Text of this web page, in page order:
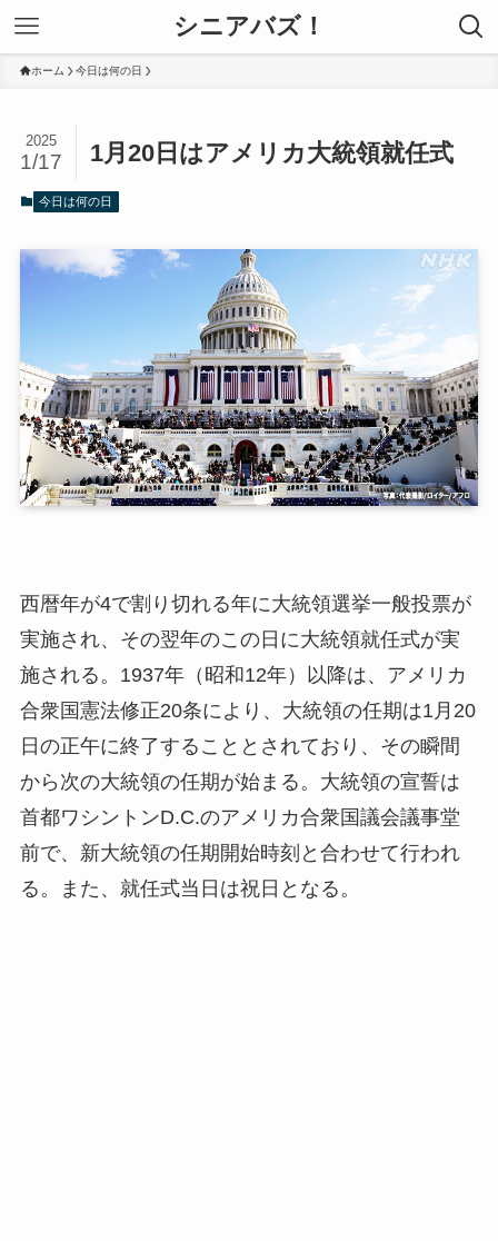
シニアバズ！
ホーム 今日は何の日
1月20日はアメリカ大統領就任式
2025
1/17
今日は何の日
西暦年が4で割り切れる年に大統領選挙一般投票が
実施され、その翌年のこの日に大統領就任式が実
施される。1937年（昭和12年）以降は、アメリカ
合衆国憲法修正20条により、大統領の任期は1月20
日の正午に終了することとされており、その瞬間
から次の大統領の任期が始まる。大統領の宣誓は
首都ワシントンD.C.のアメリカ合衆国議会議事堂
前で、新大統領の任期開始時刻と合わせて行われ
る。また、就任式当日は祝日となる。